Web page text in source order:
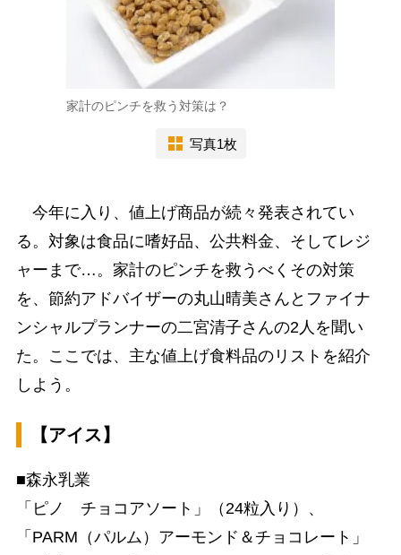
家計のピンチを救う対策は？
写真1枚
今年に入り、値上げ商品が続々発表されてい
る。対象は食品に嗜好品、公共料金、そしてレジ
ャーまで…。家計のピンチを救うべくその対策
を、節約アドバイザーの丸山晴美さんとファイナ
ンシャルプランナーの二宮清子さんの2人を聞い
た。ここでは、主な値上げ食料品のリストを紹介
しよう。
【アイス】
■森永乳業
「ピノ チョコアソート」（24粒入り）、
「PARM（パルム）アーモンド＆チョコレート」